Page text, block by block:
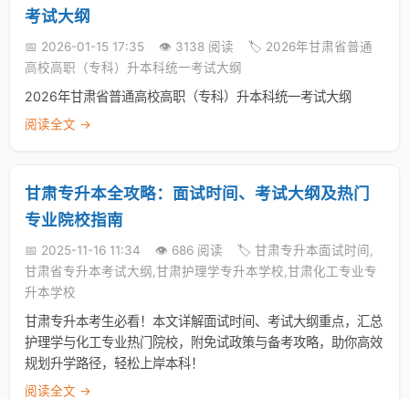
考试大纲
📅 2026-01-15 17:35 👁️ 3138 阅读
🏷️ 2026年甘肃省普通
高校高职（专科）升本科统一考试大纲
2026年甘肃省普通高校高职（专科）升本科统一考试大纲
阅读全文 →
甘肃专升本全攻略：面试时间、考试大纲及热门
专业院校指南
📅 2025-11-16 11:34 👁️ 686 阅读
🏷️ 甘肃专升本面试时间,
甘肃省专升本考试大纲,甘肃护理学专升本学校,甘肃化工专业专
升本学校
甘肃专升本考生必看！本文详解面试时间、考试大纲重点，汇总
护理学与化工专业热门院校，附免试政策与备考攻略，助你高效
规划升学路径，轻松上岸本科！
阅读全文 →